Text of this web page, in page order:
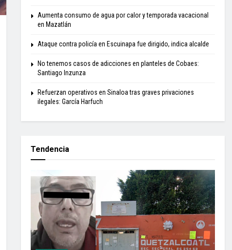
Aumenta consumo de agua por calor y temporada vacacional
en Mazatlán
Ataque contra policía en Escuinapa fue dirigido, indica alcalde
No tenemos casos de adicciones en planteles de Cobaes:
Santiago Inzunza
Refuerzan operativos en Sinaloa tras graves privaciones
ilegales: García Harfuch
Tendencia